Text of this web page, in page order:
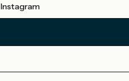
Instagram